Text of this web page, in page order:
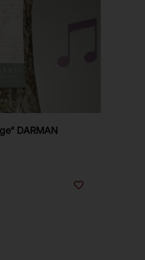
Gewürzsalz „Folk sage“ DARMAN